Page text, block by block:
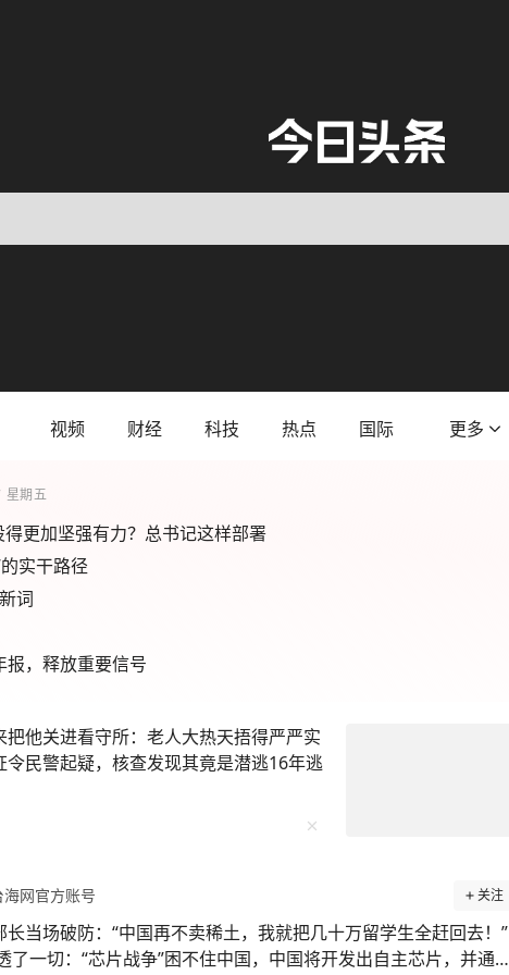
视频 财经 科技 热点 国际 更多
星期五
更加坚强有力？总书记这样部署
实干路径
词
，释放重要信号
他关进看守所：老人大热天捂得严严实
民警起疑，核查发现其竟是潜逃16年逃
海网官方账号 关注
当场破防：“中国再不卖稀土，我就把几十万留学生全赶回去！”
了一切：“芯片战争”困不住中国，中国将开发出自主芯片，并通过